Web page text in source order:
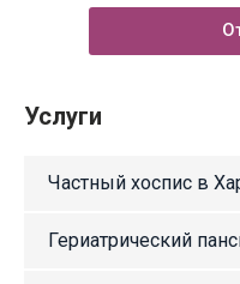
Услуги
Частный хоспис в
Гериатрический